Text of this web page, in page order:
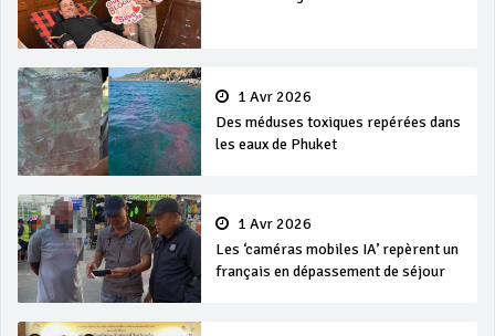
1 Avr 2026
Des méduses toxiques repérées dans
les eaux de Phuket
1 Avr 2026
Les ‘caméras mobiles IA’ repèrent un
français en dépassement de séjour